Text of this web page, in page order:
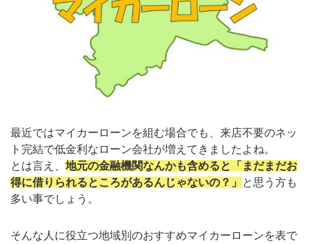
最近ではマイカーローンを組む場合でも、来店不要のネッ
ト完結で低金利なローン会社が増えてきましたよね。
とは言え、 地元の金融機関なんかも含めると「まだまだお
得に借りられるところがあるんじゃないの？」
と思う方も
多い事でしょう。
そんな人に役立つ地域別のおすすめマイカーローンを表で